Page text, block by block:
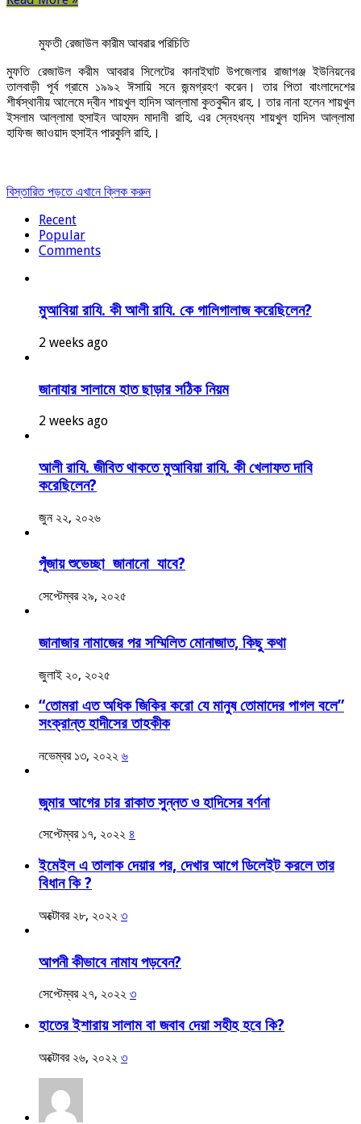
মুফতী রেজাউল কারীম আবরার পরিচিতি
মুফতি রেজাউল করীম আবরার সিলেটের কানাইঘাট উপজেলার রাজাগঞ্জ ইউনিয়নের
তালবাড়ী পূর্ব গ্রামে ১৯৯২ ঈসায়ি সনে জন্মগ্রহণ করেন। তার পিতা বাংলাদেশের
শীর্ষস্থানীয় আলেমে দ্বীন শায়খুল হাদিস আল্লামা কুতবুদ্দীন রাহ.। তার নানা হলেন শায়খুল
ইসলাম আল্লামা হুসাইন আহমদ মাদানী রাহি. এর স্নেহধন্য শায়খুল হাদিস আল্লামা
হাফিজ জাওয়াদ হুসাইন পারকুলি রাহি.।
বিস্তারিত পড়তে এখানে ক্লিক করুন
Recent
Popular
Comments
মুআবিয়া রাযি. কী আলী রাযি. কে গালিগালাজ করেছিলেন?
2 weeks ago
জানাযার সালামে হাত ছাড়ার সঠিক নিয়ম
2 weeks ago
আলী রাযি. জীবিত থাকতে মুআবিয়া রাযি. কী খেলাফত দাবি
করেছিলেন?
জুন ২২, ২০২৬
পূঁজায় শুভেচ্ছা জানানো যাবে?
সেপ্টেম্বর ২৯, ২০২৫
জানাজার নামাজের পর সম্মিলিত মোনাজাত, কিছু কথা
জুলাই ২০, ২০২৫
“তোমরা এত অধিক জিকির করো যে মানুষ তোমাদের পাগল বলে”
সংক্রান্ত হাদীসের তাহকীক
নভেম্বর ১৩, ২০২২ ৬
জুমার আগের চার রাকাত সুন্নত ও হাদিসের বর্ণনা
সেপ্টেম্বর ১৭, ২০২২ ৪
ইমেইল এ তালাক দেয়ার পর, দেখার আগে ডিলেইট করলে তার
বিধান কি ?
অক্টোবর ২৮, ২০২২ ৩
আপনী কীভাবে নামায পড়বেন?
সেপ্টেম্বর ২৭, ২০২২ ৩
হাতের ইশারায় সালাম বা জবাব দেয়া সহীহ হবে কি?
অক্টোবর ২৬, ২০২২ ৩